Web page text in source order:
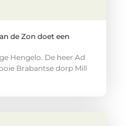
de Zon doet een
Hengelo. De heer Ad
Brabantse dorp Mill